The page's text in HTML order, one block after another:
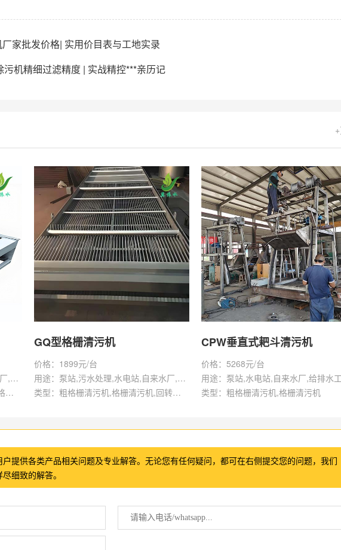
家批发价格| 实用价目表与工地实录
机精细过滤精度 | 实战精控***亲历记
用途：泵站,污水处理,水电站,自来水厂,渠道,水产养殖,化工,纺织,给排水工程
类型：粗格栅清污机,细格栅清污机,格栅清污机,回转式清污机
GQ型格栅清污机
价格：1899元/台
用途：泵站,污水处理,水电站,自来水厂,给排水工程
类型：粗格栅清污机,格栅清污机,回转式清污机
CPW垂直式耙斗清污机
价格：5268元/台
用途：泵站,水电站,自来水厂,给排水
类型：粗格栅清污机,格栅清污机
提供各类产品相关问题及专业解答。无论您有任何疑问，都可在右侧提交您的问题，我们
细致的解答。